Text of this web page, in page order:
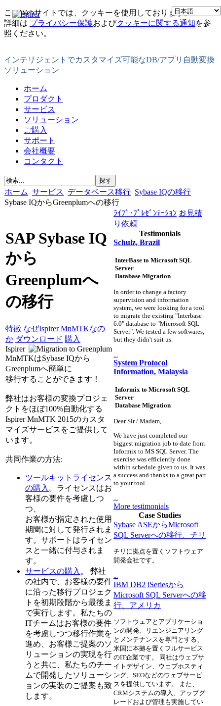
このWebサイトでは、クッキーを使用しております。
詳細は プライバシー保護およびクッキーに関する通知を参
照ください。
インテリジェントでカスタマイズ可能なDB/アプリ自動変換
ソリューション
ホーム
プロダクト
サービス
ソリューション
ご購入
サポート
会社概要
コンタクト
ホーム サービス データベース移行 Sybase IQの移行
Sybase IQからGreenplumへの移行
SAP Sybase IQ
から
Greenplumへ
の移行
特徴 なぜIspirer MnMTKなの
か ダウンロード 購入
Ispirer
MnMTKはSybase IQから
Greenplumへ簡単に
移行することができます！
弊社はお客様の変換プロジェ
クトをほぼ100%自動化する
Ispirer MnMTK 2015のカスタ
マイズサービスをご提供して
います。
共同作業の方法:
ツールキットライセンス
の購入 。ライセンスはお
客様の要件を考慮しつ
つ、
お客様が指定された使用
期間に対して発行されま
す。サポートはライセン
スと一緒に付与されま
す。
サービスの購入 。 弊社
の社内で、お客様の要件
に沿った移行プロジェク
トを初期段階から最後ま
で実行します。私たちの
ITチームはお客様の要件
を考慮しつつ移行作業を
進め、お客様ご提案のソ
リューションの実現を行
うと共に、私たちのチー
ムで開発したソリューシ
ョンの実装のご提案も致
します。
ﾗｲﾌﾞ･ﾌﾟﾚｾﾞﾝﾃｰｼｮﾝ お見積
り依頼
Testimonials
Schulz, Brazil
InterBase to Microsoft SQL
Server
Database Migration
In order to change a factory
supervision and information
system, we were looking for a tool
to migrate the existing "Interbase
6.0" database to "Microsoft SQL
Server". We tested a few softwares,
but they didn't suit us.
System Protocol
Information, Malaysia
Informix to Microsoft SQL
Server
Database Migration
Dear Sir / Madam,
We have just completed our
biggest migration job to date from
Informix to MS SQL Server. The
exercise was efficiently done
within schedule given to us. It was
a success and thanks to a great part
to your tool.
More testimonials
Case Studies
Sybase ASEからMicrosoft
SQL Serverへの移行、チリ
チリに拠点を置くソフトウェア
開発会社です。
IBM DB2 iSeriesから
Microsoft SQL Serverへの移
行、アメリカ
ソフトウェアとアプリケーショ
ンの開発、リエンジニアリング
とメンテナンスを専門とする、
米国に本拠を置くフルサービス
のIT企業です。 同社はウェブサ
イトデザイン、ウェブホスティ
ング、SEOなどのウェブサービ
スを提供しています。 また、
CRMシステムの導入、アップグ
レードおよび管理も実施してい